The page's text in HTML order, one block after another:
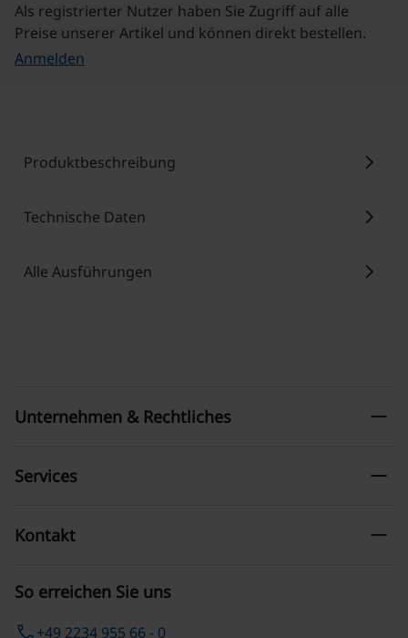
Als registrierter Nutzer haben Sie Zugriff auf alle
Preise unserer Artikel und können direkt bestellen.
Anmelden
Produktbeschreibung chevron_right
Technische Daten chevron_right
Alle Ausführungen chevron_right
So erreichen Sie uns
phone+49 2234 955 66 - 0
Unternehmen & Rechtliches remove
Services remove
Kontakt remove